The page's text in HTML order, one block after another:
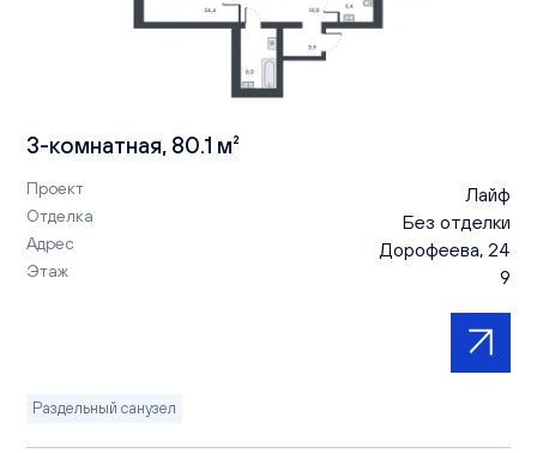
3-комнатная, 80.1 м²
Проект Лайф
Отделка Без отделки
Адрес Дорофеева, 24
Этаж 9
Раздельный санузел